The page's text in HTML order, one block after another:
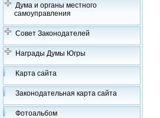
Дума и органы местного
самоуправления
Совет Законодателей
Награды Думы Югры
Карта сайта
Законодательная карта сайта
Фотоальбом